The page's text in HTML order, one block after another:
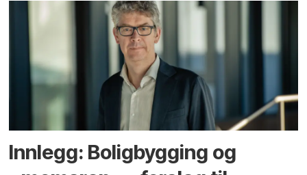
Innlegg: Boligbygging og